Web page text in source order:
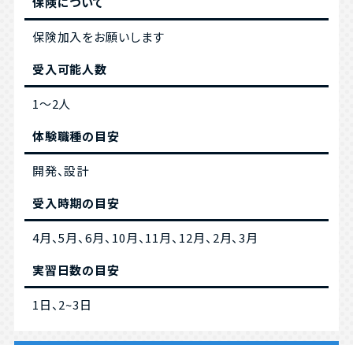
保険加入をお願いします
受入可能人数
1～2人
体験職種の目安
開発、設計
受入時期の目安
4月、5月、6月、10月、11月、12月、2月、3月
実習日数の目安
1日、2~3日